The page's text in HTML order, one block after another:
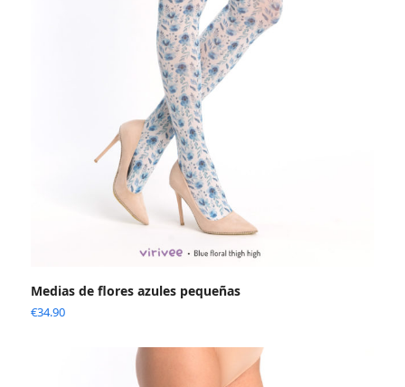
Medias de flores azules pequeñas
€34.90